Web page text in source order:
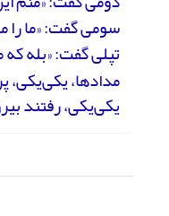
سومی گفت: «ما را
تپلی گفت: «بله
مدادها، یکی‌یکی،
یکی‌یکی، رفتند